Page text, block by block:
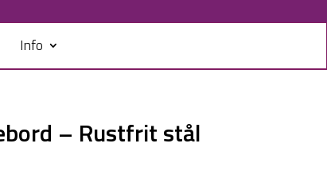
Info
– Rustfrit stål